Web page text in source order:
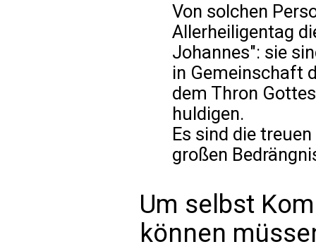
Von solchen
Allerheiligentag
Johannes": sie
in Gemeinschaft
dem Thron
huldigen.
Es sind die
großen
Um selbst
können